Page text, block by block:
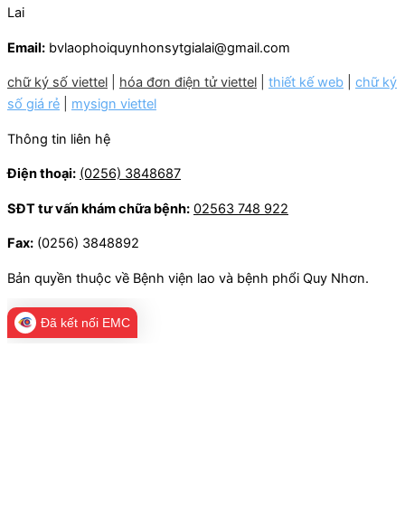
Lai
Email: bvlaophoiquynhonsytgialai@gmail.com
chữ ký số viettel hóa đơn điện tử viettel thiết kế web
chữ ký
số giá rẻ
mysign viettel
Thông tin liên hệ
Điện thoại: (0256) 3848687
SĐT tư vấn khám chữa bệnh: 02563 748 922
Fax: (0256) 3848892
Bản quyền thuộc về Bệnh viện lao và bệnh phổi Quy Nhơn.
Đã kết nối EMC